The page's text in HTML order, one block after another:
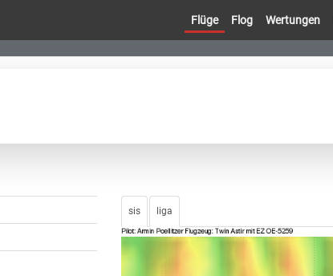
Flüge Flog Wertungen
sis liga